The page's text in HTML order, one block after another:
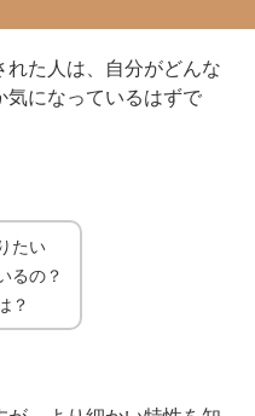
た人は、自分がどんな
気になっているはずで
たい
るの？
？